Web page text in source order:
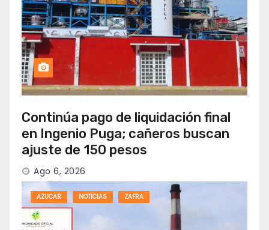
Continúa pago de liquidación final
en Ingenio Puga; cañeros buscan
ajuste de 150 pesos
Ago 6, 2026
AZUCAR NOTICIAS ZAFRA